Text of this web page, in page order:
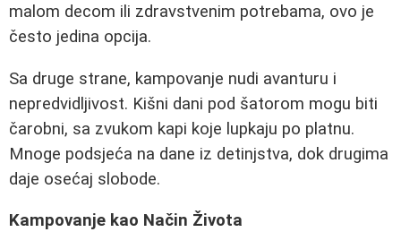
malom decom ili zdravstvenim potrebama, ovo je
često jedina opcija.
Sa druge strane, kampovanje nudi avanturu i
nepredvidljivost. Kišni dani pod šatorom mogu biti
čarobni, sa zvukom kapi koje lupkaju po platnu.
Mnoge podsjeća na dane iz detinjstva, dok drugima
daje osećaj slobode.
Kampovanje kao Način Života